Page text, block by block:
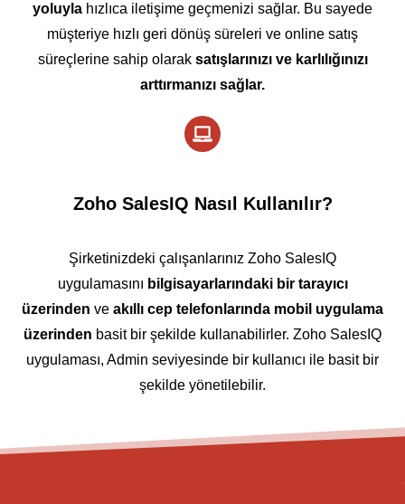
yoluyla hızlıca iletişime geçmenizi sağlar. Bu sayede
müşteriye hızlı geri dönüş süreleri ve online satış
süreçlerine sahip olarak satışlarınızı ve karlılığınızı
arttırmanızı sağlar.
Zoho SalesIQ Nasıl Kullanılır?
Şirketinizdeki çalışanlarınız Zoho SalesIQ
uygulamasını bilgisayarlarındaki bir tarayıcı
üzerinden ve akıllı cep telefonlarında mobil uygulama
üzerinden basit bir şekilde kullanabilirler. Zoho SalesIQ
uygulaması, Admin seviyesinde bir kullanıcı ile basit bir
şekilde yönetilebilir.